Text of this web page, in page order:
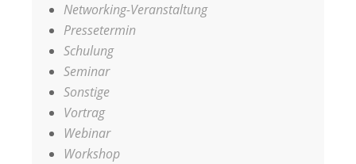
Networking-Veranstaltung
Pressetermin
Schulung
Seminar
Sonstige
Vortrag
Webinar
Workshop